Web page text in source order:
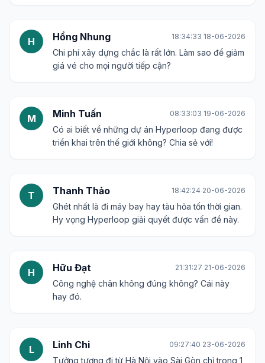
H Hồng Nhung 18:34:33 18-06-2026
Chi phí xây dựng chắc là rất lớn. Làm sao để giảm
giá vé cho mọi người tiếp cận?
M Minh Tuấn 08:33:03 19-06-2026
Có ai biết về những dự án Hyperloop đang được
triển khai trên thế giới không? Chia sẻ với!
T Thanh Thảo 18:42:24 20-06-2026
Ghét nhất là đi máy bay hay tàu hỏa tốn thời gian.
Hy vọng Hyperloop giải quyết được vấn đề này.
H Hữu Đạt 21:31:27 21-06-2026
Công nghệ chân không đúng không? Cái này
hay đó.
L Linh Chi 09:27:40 23-06-2026
Tưởng tượng đi từ Hà Nội vào Sài Gòn chỉ trong 1